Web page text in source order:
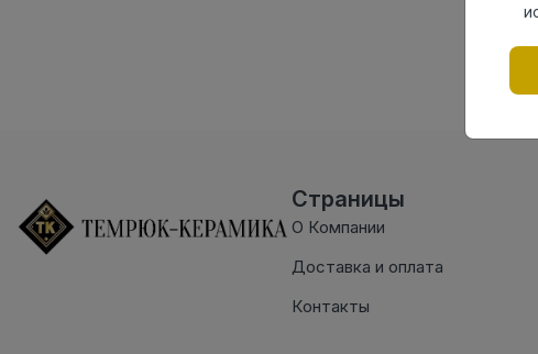
Страницы
О Компании
Доставка и оплата
Контакты